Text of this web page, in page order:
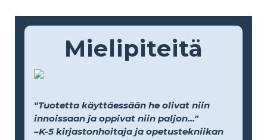
Mielipiteitä
"Tuotetta käyttäessään he olivat niin
innoissaan ja oppivat niin paljon..."
–K-5 kirjastonhoitaja ja opetustekniikan